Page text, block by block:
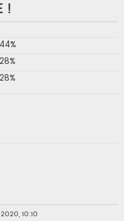
!
44%
28%
28%
10:10